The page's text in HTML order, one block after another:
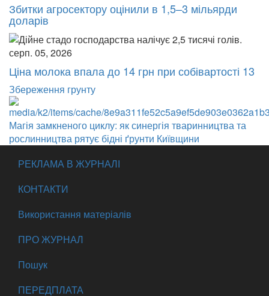
Збитки агросектору оцінили в 1,5–3 мільярди
доларів
серп. 05, 2026
Ціна молока впала до 14 грн при собівартості 13
Збереження грунту
Магія замкненого циклу: як синергія тваринництва та
рослинництва рятує бідні ґрунти Київщини
РЕКЛАМА В ЖУРНАЛІ
КОНТАКТИ
Використання матеріалів
ПРО ЖУРНАЛ
Пошук
ПЕРЕДПЛАТА